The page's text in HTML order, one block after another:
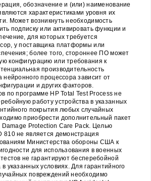
обозначение и (или) наименование
характеристиками уровня их
Может возникнуть необходимость
подписку или активировать функции и
для которых требуется
у поставщика платформы или
более того, стороннее ПО может
конфигурацию или требования к
производительность
нейронного процессора зависит от
и других факторов.
по программе HP Total Test Process не
работу устройства в указанных
покрытия любых случайных
приобрести дополнительный пакет
Damage Protection Care Pack. Целью
810 не является демонстрация
Министерства обороны США к
для использования в военных
не гарантируют бесперебойной
указанных условиях. Для гарантийного
повреждений необходимо